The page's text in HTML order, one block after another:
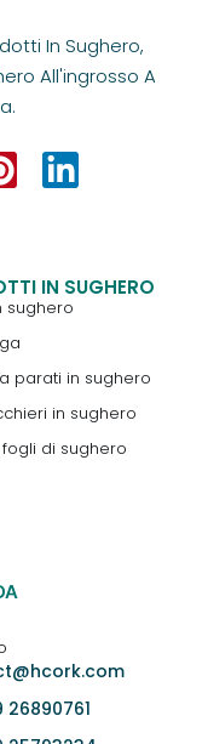
In Sughero,
All'ingrosso A
IN SUGHERO
sughero
parati in sughero
in sughero
di sughero
26890761